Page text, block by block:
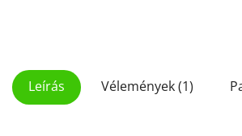
Leírás Vélemények (1)